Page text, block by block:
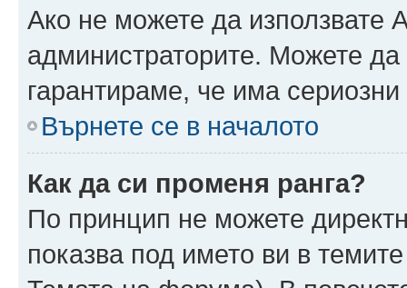
Ако не можете да използвате
администраторите. Можете да
гарантираме, че има сериозни
Върнете се в началото
Как да си променя ранга?
По принцип не можете
показва под името ви в